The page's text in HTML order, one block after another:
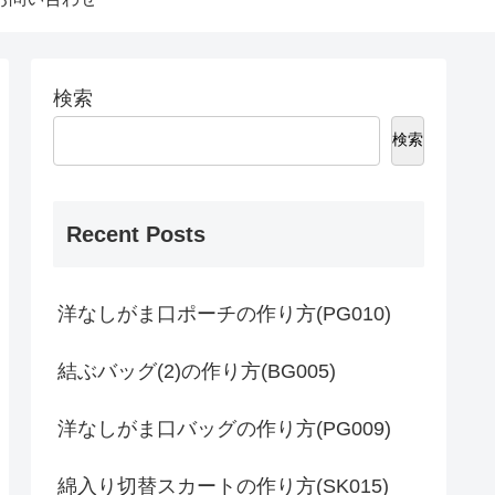
検索
検索
Recent Posts
洋なしがま口ポーチの作り方(PG010)
結ぶバッグ(2)の作り方(BG005)
洋なしがま口バッグの作り方(PG009)
綿入り切替スカートの作り方(SK015)